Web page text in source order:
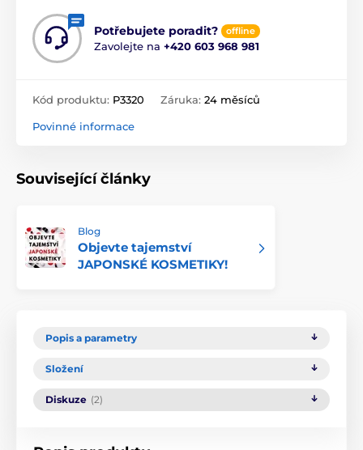
Potřebujete poradit? offline
Zavolejte na +420 603 968 981
Kód produktu: P3320 Záruka: 24 měsíců
Povinné informace
Související články
Blog
Objevte tajemství
JAPONSKÉ KOSMETIKY!
Popis a parametry
Složení
Diskuze (2)